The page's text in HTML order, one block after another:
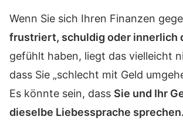
Wenn Sie sich Ihren Finanzen
frustriert, schuldig oder innerlich
gefühlt haben, liegt das vielleicht
dass Sie „schlecht mit Geld
Es könnte sein, dass Sie und Ihr
dieselbe Liebessprache sprechen.